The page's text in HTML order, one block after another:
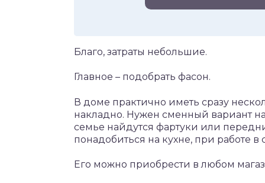
Благо, затраты небольшие.
Главное – подобрать фасон.
В доме практично иметь сразу
накладно. Нужен сменный вариант
семье найдутся фартуки или
понадобиться на кухне, при работе
Его можно приобрести в любом